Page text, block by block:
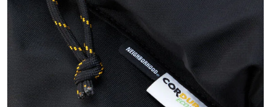
#GH 銘品の所以 #フイナムのYouTube
#Commune H #FOCUS IT #AH.H
#ととけん #FASHION #MUSIC #MOVIE
#LIFESTYLE #SNEAKER #OUTDOOR
#SPORTS #HANDSOME HANDBOOK